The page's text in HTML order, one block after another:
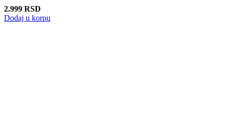
2.999 RSD
Dodaj u korpu